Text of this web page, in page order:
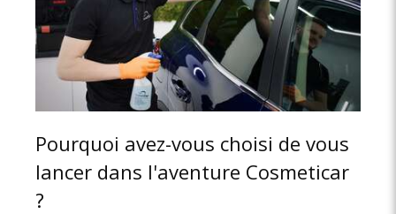
Pourquoi avez-vous choisi de vous
lancer dans l'aventure Cosmeticar
?